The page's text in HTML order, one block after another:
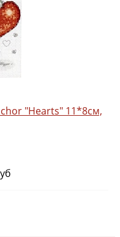
"Hearts" 11*8см,